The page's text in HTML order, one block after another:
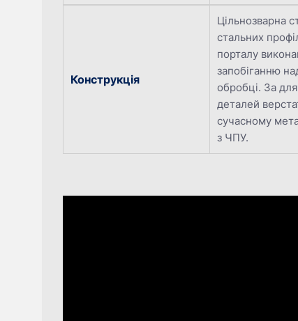
Конструкція
Цільнозварна
стальних
порталу
запобіганню
обробці. За
деталей
сучасному
з ЧПУ.